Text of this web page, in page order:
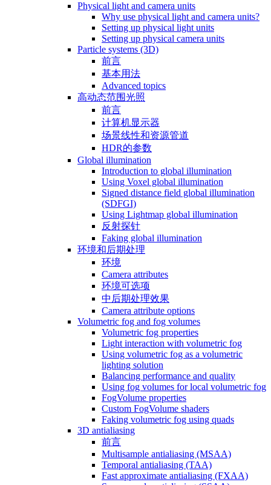
Physical light and camera units
Why use physical light and camera units?
Setting up physical light units
Setting up physical camera units
Particle systems (3D)
前言
基本用法
Advanced topics
高动态范围光照
前言
计算机显示器
场景线性和资源管道
HDR的参数
Global illumination
Introduction to global illumination
Using Voxel global illumination
Signed distance field global illumination
(SDFGI)
Using Lightmap global illumination
反射探针
Faking global illumination
环境和后期处理
环境
Camera attributes
环境可选项
中后期处理效果
Camera attribute options
Volumetric fog and fog volumes
Volumetric fog properties
Light interaction with volumetric fog
Using volumetric fog as a volumetric
lighting solution
Balancing performance and quality
Using fog volumes for local volumetric fog
FogVolume properties
Custom FogVolume shaders
Faking volumetric fog using quads
3D antialiasing
前言
Multisample antialiasing (MSAA)
Temporal antialiasing (TAA)
Fast approximate antialiasing (FXAA)